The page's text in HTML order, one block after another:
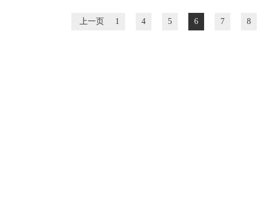
上一页 1 4 5 6 7 8